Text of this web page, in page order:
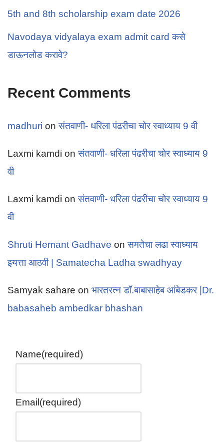
5th and 8th scholarship exam date 2026
Navodaya vidyalaya exam admit card कसे
डाऊनलोड करावे?
Recent Comments
madhuri onसंतवाणी- धरिला पंढरीचा चोर स्वाध्याय 9 वी
Laxmi kamdi onसंतवाणी- धरिला पंढरीचा चोर स्वाध्याय 9
वी
Laxmi kamdi onसंतवाणी- धरिला पंढरीचा चोर स्वाध्याय 9
वी
Shruti Hemant Gadhave onसमतेचा लढा स्वाध्याय
इयत्ता आठवी | Samatecha Ladha swadhyay
Samyak sahare on भारतरत्न डॉ.बाबासाहेब आंबेडकर |Dr.
babasaheb ambedkar bhashan
Name(required)
Email (required)